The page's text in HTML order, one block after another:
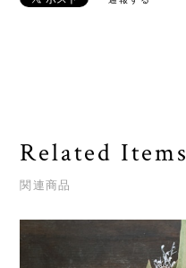
Related Items
関連商品